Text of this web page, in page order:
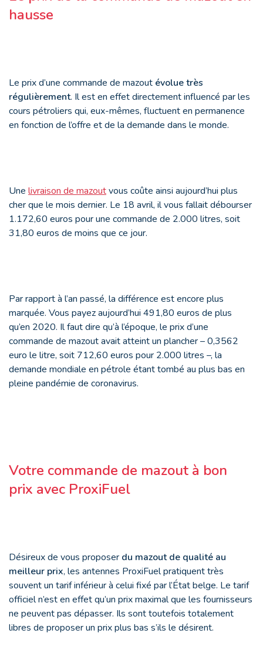
hausse
Le prix d’une commande de mazout évolue très
régulièrement. Il est en effet directement influencé par les
cours pétroliers qui, eux-mêmes, fluctuent en permanence
en fonction de l’offre et de la demande dans le monde.
Une livraison de mazoutvous coûte ainsi aujourd’hui plus
cher que le mois dernier. Le 18 avril, il vous fallait débourser
1.172,60 euros pour une commande de 2.000 litres, soit
31,80 euros de moins que ce jour.
Par rapport à l’an passé, la différence est encore plus
marquée. Vous payez aujourd’hui 491,80 euros de plus
qu’en 2020. Il faut dire qu’à l’époque, le prix d’une
commande de mazout avait atteint un plancher – 0,3562
euro le litre, soit 712,60 euros pour 2.000 litres –, la
demande mondiale en pétrole étant tombé au plus bas en
pleine pandémie de coronavirus.
Votre commande de mazout à bon
prix avec ProxiFuel
Désireux de vous proposer du mazout de qualité au
meilleur prix, les antennes ProxiFuel pratiquent très
souvent un tarif inférieur à celui fixé par l’État belge. Le tarif
officiel n’est en effet qu’un prix maximal que les fournisseurs
ne peuvent pas dépasser. Ils sont toutefois totalement
libres de proposer un prix plus bas s’ils le désirent.